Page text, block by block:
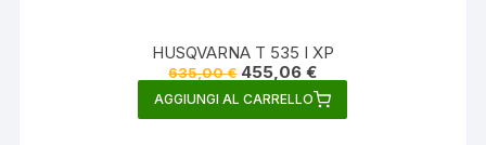
HUSQVARNA T 535 I XP
635,00€ Il
originale
era:
455,06€Il
prezzo
attuale
è:
AGGIUNGI AL CARRELLO